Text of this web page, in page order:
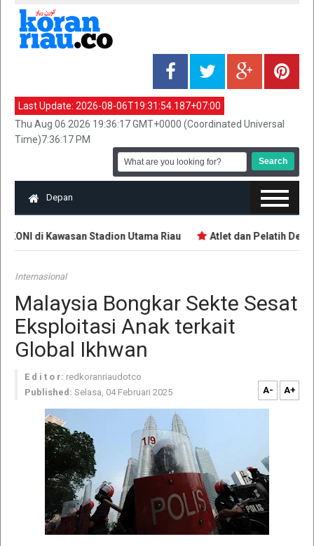
Last Update: 2026-08-06T19:31:54.187+07:00
Thu Aug 06 2026 19:36:17 GMT+0000 (Coordinated Universal
Time)7:36:17 PM
Depan
di Kawasan Stadion Utama Riau Atlet dan Pelatih Demo
Internasional
Malaysia Bongkar Sekte Sesat
Eksploitasi Anak terkait
Global Ikhwan
E d i t o r: redkoranriaudotco
Published: Selasa, 04 Februari 2025 A- A+